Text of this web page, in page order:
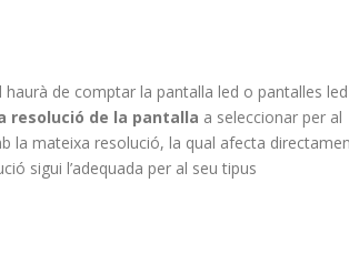
de comptar la pantalla led o pantalles
resolució de la pantalla a seleccionar per al
la mateixa resolució, la qual afecta
sigui l’adequada per al seu tipus